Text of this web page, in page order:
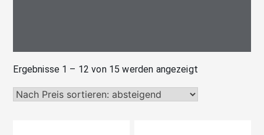
Ergebnisse 1 – 12 von 15 werden angezeigtNach
Preis
sortiert: